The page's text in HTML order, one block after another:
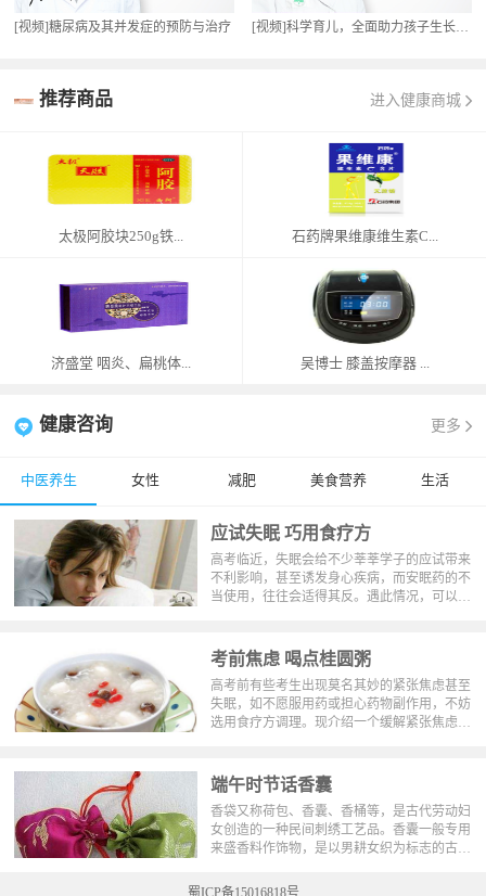
[视频]糖尿病及其并发症的预防与治疗 [视频]科学育儿，全面助力孩子生长发育
推荐商品 进入健康商城
太极阿胶块250g铁... 石药牌果维康维生素C...
济盛堂 咽炎、扁桃体... 吴博士 膝盖按摩器 ...
健康咨询 更多
中医养生 女性 减肥 美食营养 生活
应试失眠 巧用食疗方
高考临近，失眠会给不少莘莘学子的应试带来
不利影响，甚至诱发身心疾病，而安眠药的不
当使用，往往会适得其反。遇此情况，可以采
考前焦虑 喝点桂圆粥
高考前有些考生出现莫名其妙的紧张焦虑甚至
失眠，如不愿服用药或担心药物副作用，不妨
选用食疗方调理。现介绍一个缓解紧张焦虑的
端午时节话香囊
香袋又称荷包、香囊、香桶等，是古代劳动妇
女创造的一种民间刺绣工艺品。香囊一般专用
来盛香料作饰物，是以男耕女织为标志的古代
俗。香袋与琼瑶、玉环、香帕等，为古代人重
蜀ICP备15016818号